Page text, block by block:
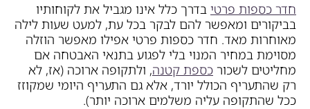
חדר כספות פרטי בדרך כלל אינו מגביל את לקוחותיו
בביקורים ומאפשר להם לבקר בכל עת, למעט שעות לילה
מאוחרות מאד. חדר כספות פרטי אפילו מאפשר הוזלה
מסוימת במחיר המנוי בלי לפגוע בתנאי האבטחה אם
מחליטים לשכור כספת קטנה, ולתקופה ארוכה (אז, לא
רק שהתעריף הכולל יורד, אלא גם התעריף היומי שמקוזז
ככל שהתקופה עליה משלמים ארוכה יותר).